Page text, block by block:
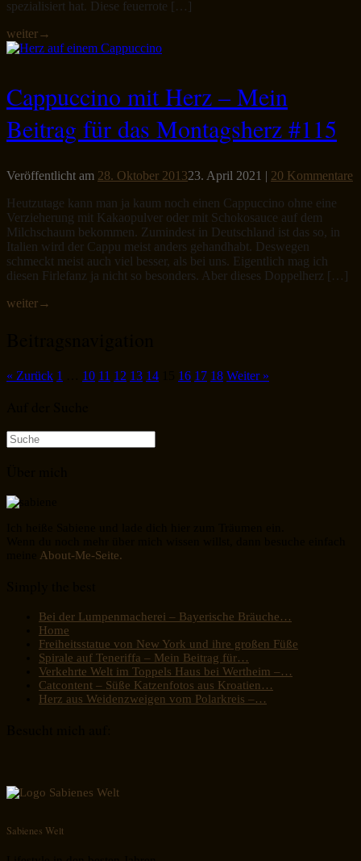
spezialisiert hat. Diese feuerrote […]
weiter→
Cappuccino mit Herz – Mein
Beitrag für das Montagsherz #115
Veröffentlicht am 28. Oktober 201323. April 2021 | 20 Kommentare
Heutzutage kann man ja kaum noch einen Cappuccino ohne eine
Verzieherung mit Kakaopulver oder mit Schokosauce auf dem
Milchschaum bekommen. Zumindest in Deutschland ist das so, in
Italien wird der Cappu meist anders gehandhabt. Deswegen
schmeckt meist auch viel besser, als bei uns. Eigentlich mag ich
diesen Firlefanz ja nicht so besonders. Aber dieses Doppelherz […]
weiter→
« Zurück 1 10 11 12 13 14 16 17 18 Weiter »
Suche
nach:
About-Me-Seite.
Bei der Lumpenmacherei – Bayerische Bräuche…
Home
Freiheitsstatue von New York und ihre großen Füße
Spirale auf Teneriffa – Mein Beitrag für…
Verkehrte Welt im Toppels Haus bei Wertheim –…
Catcontent – Süße Katzenfotos aus Kroatien…
Herz aus Weidenzweigen vom Polarkreis –…
Sabienes Welt